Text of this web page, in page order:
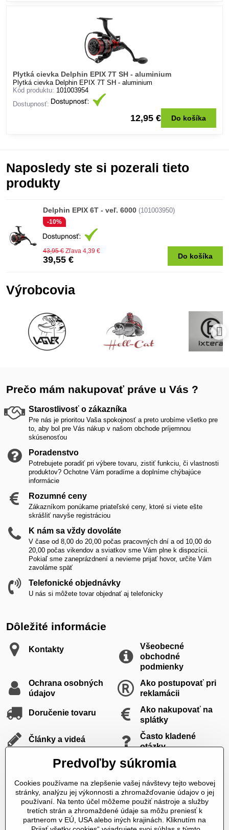
Plytká cievka Delphin EPIX 7T SH - aluminium
Plytká cievka Delphin EPIX 7T SH - aluminium
Kód produktu: 101003954
Dostupnosť:
12,95 € Do košíka
Naposledy ste si pozerali tieto
produkty
Delphin EPIX 6T - veľ. 6000 (101003950)
-10%
39,55 €
43,95 € Zľava 4,39 €
Do košíka
Výrobcovia
Prečo mám nakupovať práve u Vás ?
Starostlivosť o zákazníka
Pre nás je prioritou Vaša spokojnosť a preto urobíme všetko pre
to, aby bol pre Vás nákup v našom obchode príjemnou
skúsenosťou
Poradenstvo
Potrebujete poradiť pri výbere tovaru, zistiť funkciu, či vlastnosti
produktov? Ochotne Vám poradíme a doplníme chýbajúce
informácie
Rozumné ceny
Zákazníkom ponúkame priateľské ceny, ktoré si viete ešte
skrášliť navyše registráciou
K nám sa vždy dovoláte
V čase od 8,00 do 20,00 počas pracovných dní a od 10,00 do
20,00 počas vikendov a sviatkov sme Vám plne k dispozícii.
Pokiaľ sme zaneprázdnení a nevieme prijať hovor, určite Vám
zavoláme späť
Telefonické objednávky
U nás si môžete tovar objednať aj telefonicky
Dôležité informácie
Kontakty
Všeobecné
obchodné
podmienky
Ochrana osobných
údajov
Ako postupovať pri
reklamácii
Doručenie tovaru
Ako nakupovať na
splátky
Články a videá
Často kladené
otázky
Galéria
Facebook
Facebook
Predvoľby súkromia
Cookies používame na zlepšenie vašej návštevy tejto webovej
stránky, analýzu jej výkonnosti a zhromažďovanie údajov o jej
používaní. Na tento účel môžeme použiť nástroje a služby
tretích strán a zhromaždené údaje sa môžu preniesť k
partnerom v EÚ, USA alebo iných krajinách. Kliknutím na